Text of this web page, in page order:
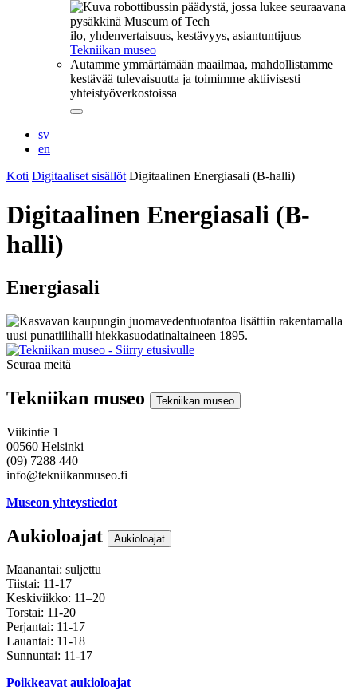
ilo, yhdenvertaisuus, kestävyys, asiantuntijuus
Tekniikan museo
Autamme ymmärtämään maailmaa, mahdollistamme
kestävää tulevaisuutta ja toimimme aktiivisesti
yhteistyöverkostoissa
Sulje
sv
en
Koti Digitaaliset sisällöt Digitaalinen Energiasali (B-halli)
Digitaalinen Energiasali (B-
halli)
Energiasali
Seuraa meitä
Tekniikan museo Tekniikan museo
Viikintie 1
00560 Helsinki
(09) 7288 440
info@tekniikanmuseo.fi
Museon yhteystiedot
Aukioloajat Aukioloajat
Maanantai: suljettu
Tiistai: 11-17
Keskiviikko: 11–20
Torstai: 11-20
Perjantai: 11-17
Lauantai: 11-18
Sunnuntai: 11-17
Poikkeavat aukioloajat